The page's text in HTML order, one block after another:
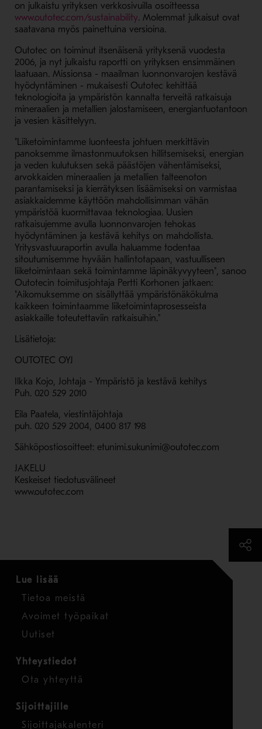
on julkaistu yrityksen verkkosivuilla osoitteessa
www.outotec.com/sustainability- Avaa uudessa ikkunassa
. Molemmat julkaisut ovat
saatavana myös painettuina versioina.
Outotec on toiminut itsenäisenä yrityksenä vuodesta
2006, ja nyt julkaistu raportti on yrityksen ensimmäinen
laatuaan. Missionsa - maailman luonnonvarojen kestävä
hyödyntäminen - mukaisesti Outotec kehittää
teknologioita ja ympäristön kannalta terveitä ratkaisuja
mineraalien ja metallien jalostamiseen, energiantuotantoon
ja vesien käsittelyyn.
"Liiketoimintamme luonteesta johtuen merkittävin
panoksemme ilmastonmuutoksen hillitsemiseksi, energian
ja veden kulutuksen sekä päästöjen vähentämiseksi,
arvokkaiden mineraalien ja metallien talteenoton
parantamiseksi ja kierrätyksen lisäämiseksi on varmistaa
asiakkaidemme käyttöön mahdollisimman vähän
ympäristöä kuormittavaa teknologiaa. Uusien
ratkaisujemme avulla luonnonvarojen tehokas
hyödyntäminen ja kestävä kehitys on mahdollista.
Yritysvastuuraportin avulla haluamme todentaa
sitoutumisemme hyvään hallintotapaan, vastuulliseen
liiketoimintaan sekä toimintamme läpinäkyvyyteen", sanoo
Outotecin toimitusjohtaja Pertti Korhonen jatkaen:
"Aikomuksemme on sisällyttää ympäristönäkökulma
kaikkeen toimintaamme liiketoimintaprosesseista
asiakkaille toteutettaviin ratkaisuihin."
Lisätietoja:
OUTOTEC OYJ
Ilkka Kojo, Johtaja - Ympäristö ja kestävä kehitys
Puh. 020 529 2010
Eila Paatela, viestintäjohtaja
puh. 020 529 2004, 0400 817 198
Sähköpostiosoitteet: etunimi.sukunimi@outotec.com
JAKELU
Keskeiset tiedotusvälineet
www.outotec.com
Lue lisää
Tietoa meistä
Avoimet työpaikat
Uutiset
Yhteystiedot
Ota yhteyttä
Sijoittajille
Sijoittajakalenteri